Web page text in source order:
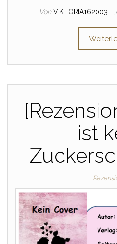
Von VIKTORIA162003
ist